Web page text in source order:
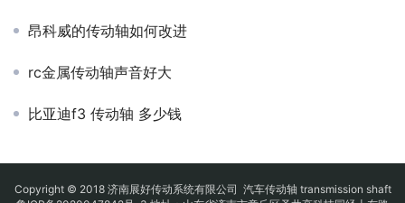
昂科威的传动轴如何改进
rc金属传动轴声音好大
比亚迪f3 传动轴 多少钱
Copyright © 2018 济南展好传动系统有限公司 汽车传动轴 transmission shaft